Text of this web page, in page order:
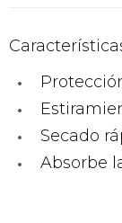
Secado
Absorbe